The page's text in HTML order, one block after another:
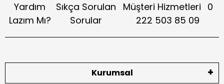
Yardım
Lazım Mı?
Sıkça Sorulan
Sorular
Müşteri Hizmetleri 0
222 503 85 09
Kurumsal